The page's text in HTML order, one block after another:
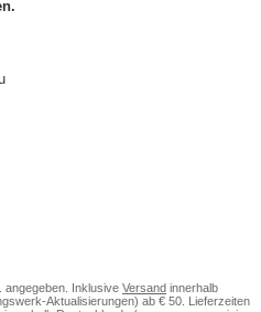
angegeben. Inklusive Versand innerhalb
Aktualisierungen) ab € 50. Lieferzeiten